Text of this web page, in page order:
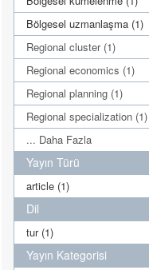
Bölgesel uzmanlaşma (1)
Regional cluster (1)
Regional economics (1)
Regional planning (1)
Regional specialization (1)
... Daha Fazla
Yayın Türü
article (1)
Dil
tur (1)
Yayın Kategorisi